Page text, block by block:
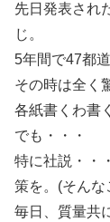
先日発表され
じ。
5年間で47都
その時は全く
各紙書くわ書
でも・・・
特に社説・・
策を。(そんな
毎日、質量共